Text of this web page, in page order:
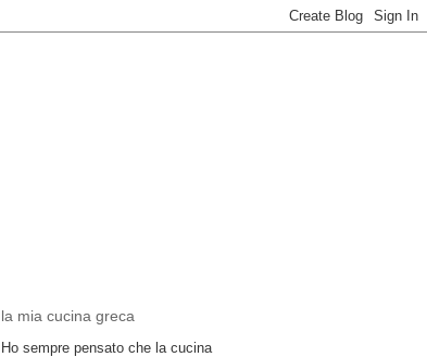
la mia cucina greca
Ho sempre pensato che la cucina